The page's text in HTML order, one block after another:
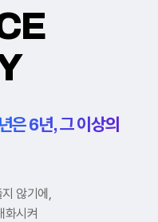
은 6년, 그 이상의
않기에,
화시켜